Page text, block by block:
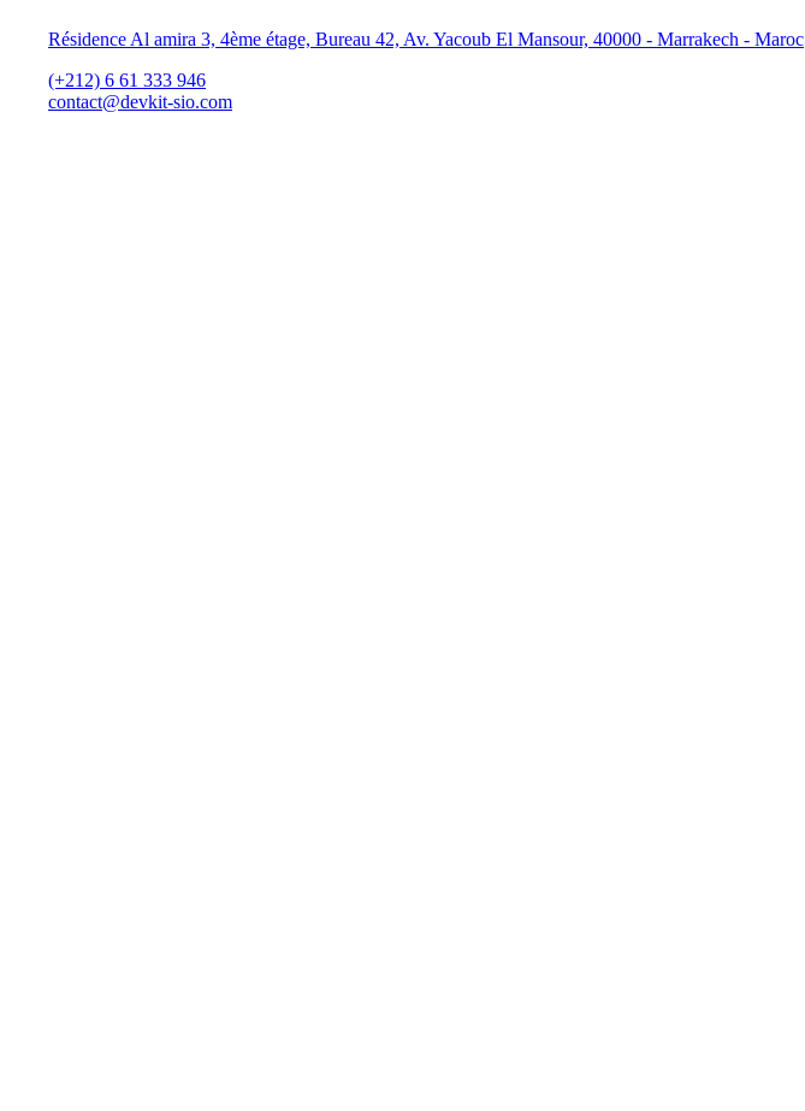
Résidence Al amira 3, 4ème étage, Bureau 42, Av. Yacoub El Mansour, 40000 - Marrakech - Maroc
(+212) 6 61 333 946
contact@devkit-sio.com